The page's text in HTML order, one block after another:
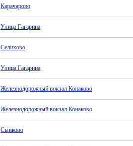
Карачарово
Улица Гагарина
Селихово
Улица Гагарина
Железнодорожный вокзал Конаково
Железнодорожный вокзал Конаково
Сынково